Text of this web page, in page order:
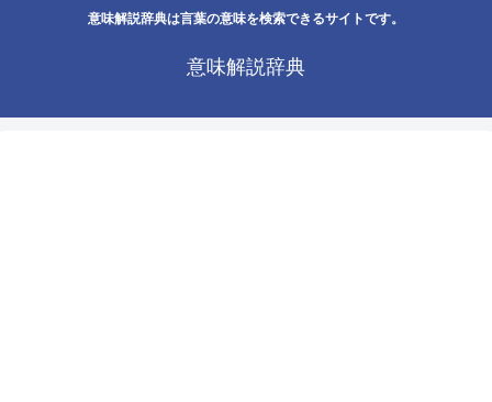
意味解説辞典は言葉の意味を検索できるサイトです。
意味解説辞典